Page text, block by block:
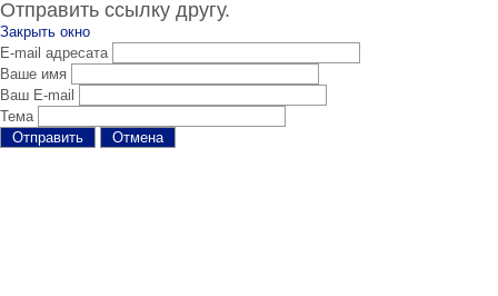
Отправить ссылку другу.
Закрыть окно
E-mail адресата
Ваше имя
Ваш E-mail
Тема
Отправить
Отмена